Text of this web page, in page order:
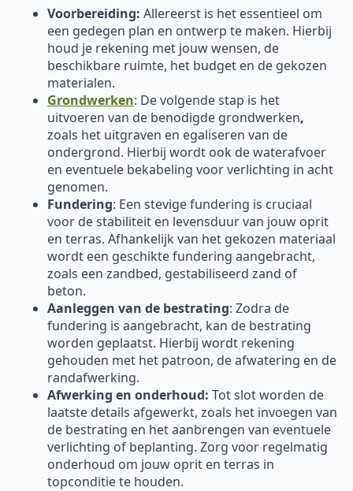
Voorbereiding: Allereerst is het essentieel om
een gedegen plan en ontwerp te maken. Hierbij
houd je rekening met jouw wensen, de
beschikbare ruimte, het budget en de gekozen
materialen.
Grondwerken: De volgende stap is het
uitvoeren van de benodigde grondwerken,
zoals het uitgraven en egaliseren van de
ondergrond. Hierbij wordt ook de waterafvoer
en eventuele bekabeling voor verlichting in acht
genomen.
Fundering: Een stevige fundering is cruciaal
voor de stabiliteit en levensduur van jouw oprit
en terras. Afhankelijk van het gekozen materiaal
wordt een geschikte fundering aangebracht,
zoals een zandbed, gestabiliseerd zand of
beton.
Aanleggen van de bestrating: Zodra de
fundering is aangebracht, kan de bestrating
worden geplaatst. Hierbij wordt rekening
gehouden met het patroon, de afwatering en de
randafwerking.
Afwerking en onderhoud: Tot slot worden de
laatste details afgewerkt, zoals het invoegen van
de bestrating en het aanbrengen van eventuele
verlichting of beplanting. Zorg voor regelmatig
onderhoud om jouw oprit en terras in
topconditie te houden.